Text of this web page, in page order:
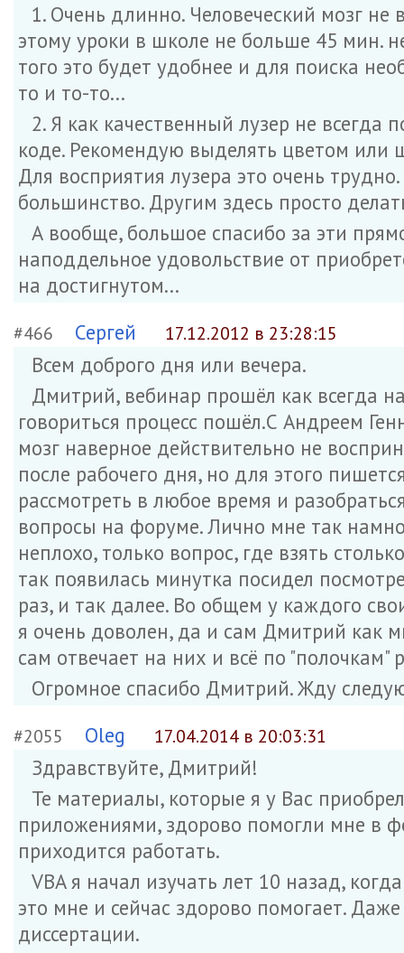
1. Очень длинно. Человеческий мозг
этому уроки в школе не больше 45 мин.
того это будет удобнее и для поиска
то и то-то...
2. Я как качественный лузер не
коде. Рекомендую выделять цветом
Для восприятия лузера это очень
большинство. Другим здесь просто
А вообще, большое спасибо за эти
наподдельное удовольствие от
на достигнутом...
#466 Сергей 17.12.2012 в 23:28:15
Всем доброго дня или вечера.
Дмитрий, вебинар прошёл как всегда
говориться процесс пошёл.С Андреем
мозг наверное действительно не
после рабочего дня, но для этого
рассмотреть в любое время и
вопросы на форуме. Лично мне так
неплохо, только вопрос, где взять
так появилась минутка посидел
раз, и так далее. Во общем у каждого
я очень доволен, да и сам Дмитрий как
сам отвечает на них и всё по "полочкам"
Огромное спасибо Дмитрий. Жду
#2055 Oleg 17.04.2014 в 20:03:31
Здравствуйте, Дмитрий!
Те материалы, которые я у Вас
приложениями, здорово помогли мне в
приходится работать.
VBA я начал изучать лет 10 назад,
это мне и сейчас здорово помогает.
диссертации.